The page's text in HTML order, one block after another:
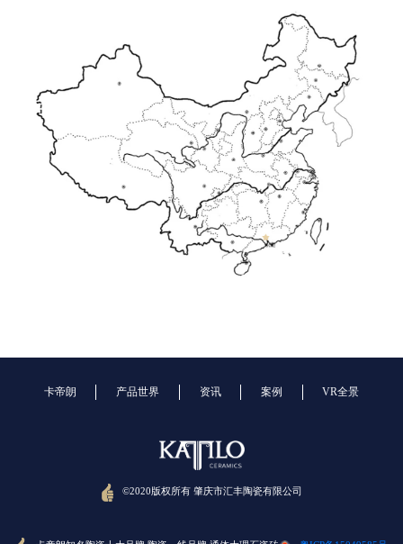
卡帝朗 产品世界 资讯 案例 VR全景
©2020版权所有 肇庆市汇丰陶瓷有限公司